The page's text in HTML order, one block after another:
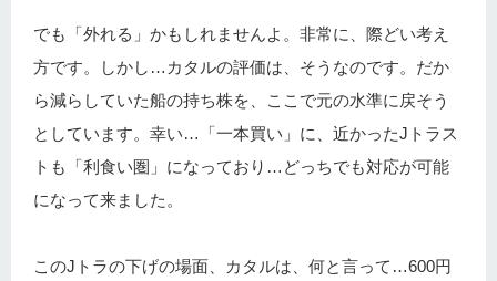
でも「外れる」かもしれませんよ。非常に、際どい考え
方です。しかし…カタルの評価は、そうなのです。だか
ら減らしていた船の持ち株を、ここで元の水準に戻そう
としています。幸い…「一本買い」に、近かったJトラス
トも「利食い圏」になっており…どっちでも対応が可能
になって来ました。
このJトラの下げの場面、カタルは、何と言って…600円